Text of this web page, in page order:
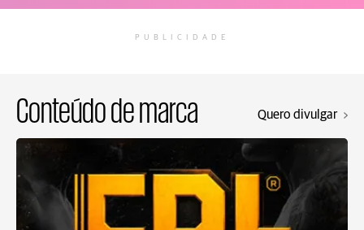
PUBLICIDADE
Conteúdo de marca Quero divulgar